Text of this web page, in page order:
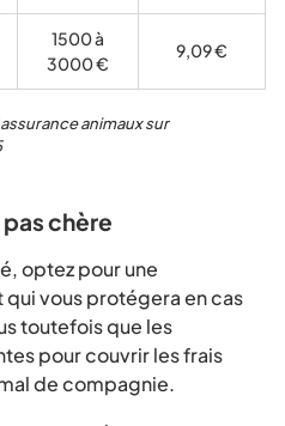
1500 à
3000 €
9,09 €
animaux sur
chère
optez pour une
qui vous protégera en cas
toutefois que les
pour couvrir les frais
de compagnie.